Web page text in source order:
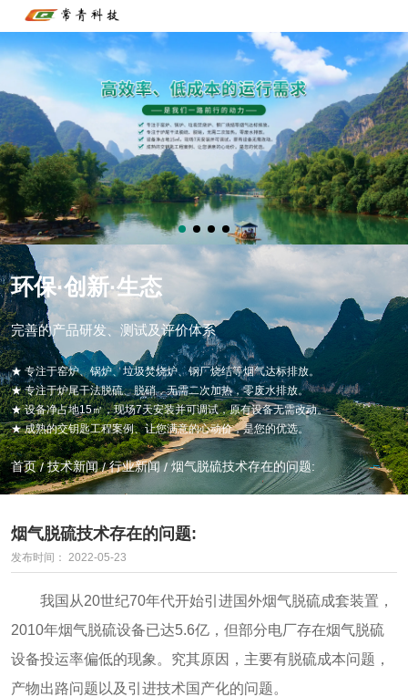
环保·创新·生态
完善的产品研发、测试及评价体系
★ 专注于窑炉、锅炉、垃圾焚烧炉、钢厂烧结等烟气达标排放。
★ 专注于炉尾干法脱硫、脱硝，无需二次加热，零废水排放。
★ 设备净占地15㎡，现场7天安装并可调试，原有设备无需改动。
★ 成熟的交钥匙工程案例、让您满意的心动价，是您的优选。
PNCR DENITRATION
PNCR脱硝
首页/技术新闻 /行业新闻 / 烟气脱硫技术存在的问题:
烟气脱硫技术存在的问题:
发布时间： 2022-05-23
我国从20世纪70年代开始引进国外烟气脱硫成套装置，
2010年烟气脱硫设备已达5.6亿，但部分电厂存在烟气脱硫
设备投运率偏低的现象。究其原因，主要有脱硫成本问题，
产物出路问题以及引进技术国产化的问题。